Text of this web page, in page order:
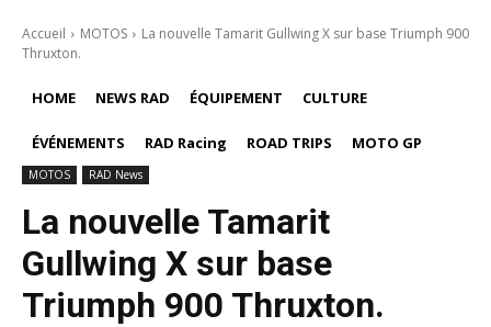
Accueil MOTOS
La nouvelle Tamarit Gullwing X sur base Triumph 900
Thruxton.
HOME NEWS RAD ÉQUIPEMENT CULTURE
ÉVÉNEMENTS RAD Racing ROAD TRIPS MOTO GP
MOTOS RAD News
La nouvelle Tamarit
Gullwing X sur base
Triumph 900 Thruxton.